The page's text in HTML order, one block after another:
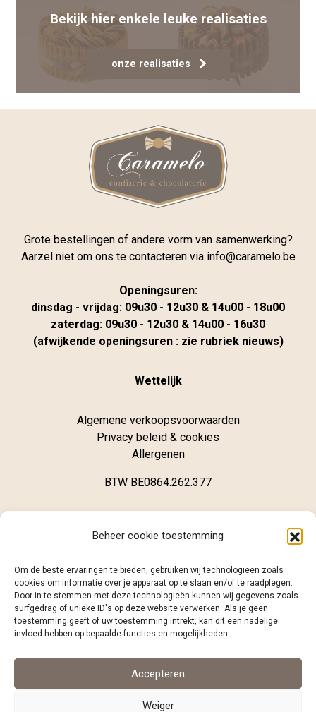
Beheer cookie toestemming
Om de beste ervaringen te bieden, gebruiken wij technologieën zoals
cookies om informatie over je apparaat op te slaan en/of te raadplegen.
Door in te stemmen met deze technologieën kunnen wij gegevens zoals
surfgedrag of unieke ID's op deze website verwerken. Als je geen
toestemming geeft of uw toestemming intrekt, kan dit een nadelige
invloed hebben op bepaalde functies en mogelijkheden.
Accepteren
Weiger
Bekijk hier enkele leuke realisaties
onze realisaties
Grote bestellingen of andere vorm van samenwerking?
Aarzel niet om ons te contacteren via info@caramelo.be
Openingsuren:
dinsdag - vrijdag: 09u30 - 12u30 & 14u00 - 18u00
zaterdag: 09u30 - 12u30 & 14u00 - 16u30
(afwijkende openingsuren : zie rubriek nieuws)
Wettelijk
Algemene verkoopsvoorwaarden
Privacy beleid & cookies
Allergenen
BTW BE0864.262.377
B-8020 Oostkamp
+32 (0)468 12 98 86
info@caramelo.be
Volg ons
facebook